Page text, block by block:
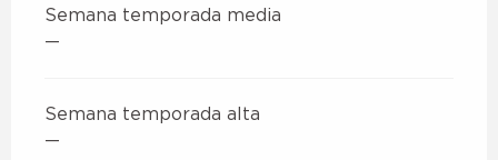
Semana temporada media
—
Semana temporada alta
—